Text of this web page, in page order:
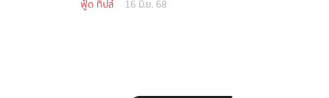
ฟู้ด ทิปส์ 16 มิ.ย. 68